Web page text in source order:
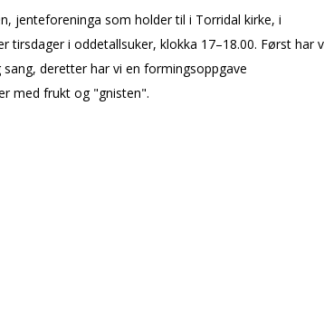
jenteforeninga som holder til i Torridal kirke, i
tirsdager i oddetallsuker, klokka 17–18.00. Først har
deretter har vi en formingsoppgave
med frukt og "gnisten".